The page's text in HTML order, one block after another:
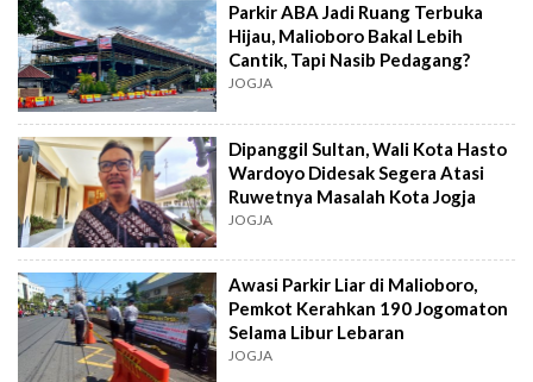
Parkir ABA Jadi Ruang Terbuka
Hijau, Malioboro Bakal Lebih
Cantik, Tapi Nasib Pedagang?
JOGJA
Dipanggil Sultan, Wali Kota Hasto
Wardoyo Didesak Segera Atasi
Ruwetnya Masalah Kota Jogja
JOGJA
Awasi Parkir Liar di Malioboro,
Pemkot Kerahkan 190 Jogomaton
Selama Libur Lebaran
JOGJA